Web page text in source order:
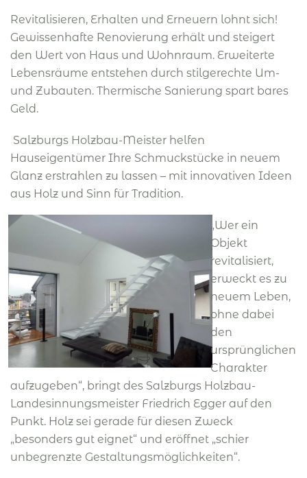
Revitalisieren, Erhalten und Erneuern lohnt sich!
Gewissenhafte Renovierung erhält und steigert
den Wert von Haus und Wohnraum. Erweiterte
Lebensräume entstehen durch stilgerechte Um-
und Zubauten. Thermische Sanierung spart bares
Geld.
Salzburgs Holzbau-Meister helfen
Hauseigentümer Ihre Schmuckstücke in neuem
Glanz erstrahlen zu lassen – mit innovativen Ideen
aus Holz und Sinn für Tradition.
„Wer ein
Objekt
revitalisiert,
erweckt es zu
neuem Leben,
ohne dabei
den
ursprünglichen
Charakter
aufzugeben“, bringt des Salzburgs Holzbau-
Landesinnungsmeister Friedrich Egger auf den
Punkt. Holz sei gerade für diesen Zweck
„besonders gut eignet“ und eröffnet „schier
unbegrenzte Gestaltungsmöglichkeiten“.